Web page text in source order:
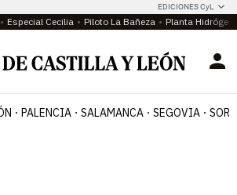
EDICIONES CyL
Especial Cecilia Piloto La Bañeza Planta
PALENCIA SALAMANCA SEGOVIA